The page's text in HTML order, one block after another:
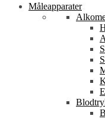
Måleapparater